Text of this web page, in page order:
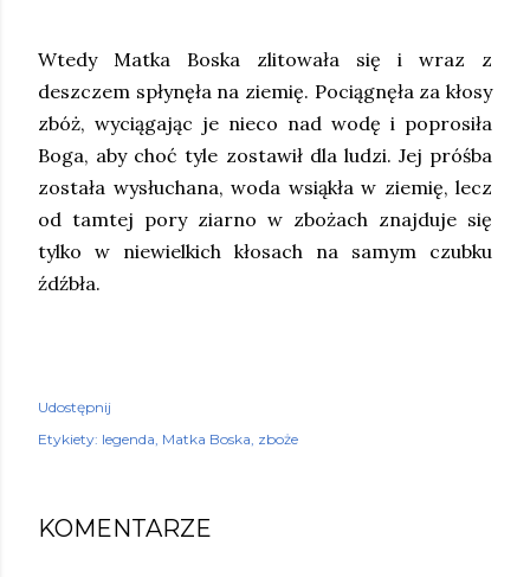
Wtedy Matka Boska zlitowała się i wraz z
deszczem spłynęła na ziemię. Pociągnęła za kłosy
zbóż, wyciągając je nieco nad wodę i poprosiła
Boga, aby choć tyle zostawił dla ludzi. Jej próśba
została wysłuchana, woda wsiąkła w ziemię, lecz
od tamtej pory ziarno w zbożach znajduje się
tylko w niewielkich kłosach na samym czubku
źdźbła.
Udostępnij
Etykiety: legenda Matka Boska zboże
KOMENTARZE